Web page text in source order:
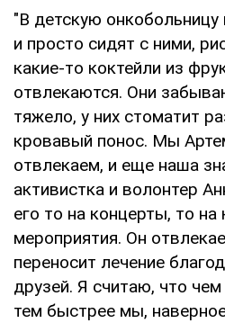
"В детскую онкобольницу
и просто сидят с ними,
какие-то коктейли из
отвлекаются. Они
тяжело, у них стоматит
кровавый понос. Мы
отвлекаем, и еще наша
активистка и волонтер
его то на концерты, то на
мероприятия. Он
переносит лечение
друзей. Я считаю, что
тем быстрее мы,